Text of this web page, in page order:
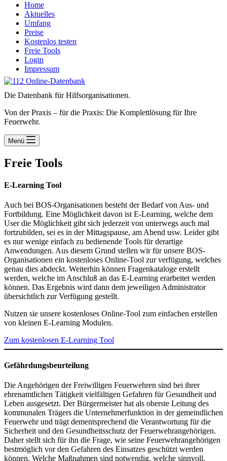
Home
Aktuelles
Umfang
Preise
Kostenlos testen
Freie Tools
Login
Impressum
Die Datenbank für Hilfsorganisationen.
Von der Praxis – für die Praxis: Die Komplettlösung für Ihre
Feuerwehr.
Menü
Freie Tools
E-Learning Tool
Auch bei BOS-Organisationen besteht der Bedarf von Aus- und
Fortbildung. Eine Möglichkeit davon ist E-Learning, welche dem
User die Möglichkeit gibt sich jederzeit von unterwegs auch mal
fortzubilden, sei es in der Mittagspause, am Abend usw. Leider gibt
es nur wenige einfach zu bedienende Tools für derartige
Anwendungen. Aus diesem Grund stellen wir für unsere BOS-
Organisationen ein kostenloses Online-Tool zur verfügung, welches
genau dies abdeckt. Weiterhin können Fragenkataloge erstellt
werden, welche im Anschluß an das E-Learning erarbeitet werden
können. Das Ergebnis wird dann dem jeweiligen Administrator
übersichtlich zur Verfügung gestellt.
Nutzen sie unsere kostenloses Online-Tool zum einfachen erstellen
von kleinen E-Learning Modulen.
Zum kostenlosen E-Learning Tool
Gefährdungsbeurteilung
Die Angehörigen der Freiwilligen Feuerwehren sind bei ihrer
ehrenamtlichen Tätigkeit vielfältigen Gefahren für Gesundheit und
Leben ausgesetzt. Der Bürgermeister hat als oberste Leitung des
kommunalen Trägers die Unternehmerfunktion in der gemeindlichen
Feuerwehr und trägt dementsprechend die Verantwortung für die
Sicherheit und den Gesundheitsschutz der Feuerwehrangehörigen.
Daher stellt sich für ihn die Frage, wie seine Feuerwehrangehörigen
bestmöglich vor den Gefahren des Einsatzes geschützt werden
können. Welche Maßnahmen sind notwendig, welche sinnvoll,